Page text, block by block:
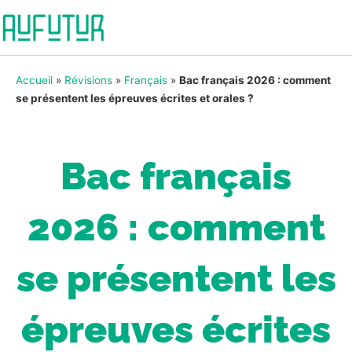
Accueil » Révisions » Français » Bac français 2026 : comment
se présentent les épreuves écrites et orales ?
Bac français
2026 : comment
se présentent les
épreuves écrites